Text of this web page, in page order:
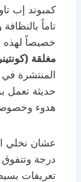
كمبوند إب
تاماً
خصيصاً لهذه
مغلقة
المنتشرة في
حديثة تعمل
هدوء
عشان نخلي
درجة
تعريفات